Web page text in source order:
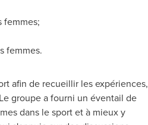
femmes;
femmes.
afin de recueillir les expériences,
groupe a fourni un éventail de
dans le sport et à mieux y